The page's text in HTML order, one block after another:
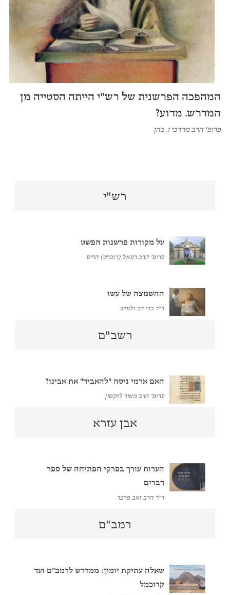
המהפכה הפרשנית של רש"י הייתה הסטייה מן
המדרש. מדוע?
פרופ' הרב מרדכי ז. כהן
רש"י
על מקורות פרשנות הפשט
פרופ' הרב רפאל (רוברט) הריס
ההשמצה של עשו
ד"ר ברי דב ולפיש
רשב"ם
האם ארמי ניסה "להאביד" את אבינו?
פרופ' הרב מאיר לוקשין
אבן עזרא
הערות עורך בפרקי הפתיחה של ספר
דברים
ד"ר הרב זאב פרבר
רמב"ם
שאלה עתיקת יומין: ממדרש לרמב"ם ועד
קרוכמל